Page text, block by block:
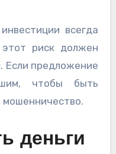
всегда
риск должен
Если предложение
чтобы быть
мошенничество.
деньги